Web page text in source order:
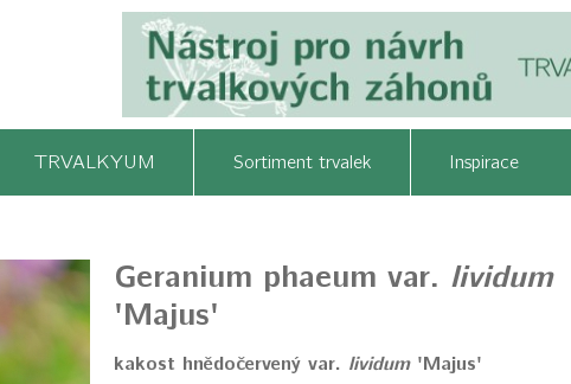
TRVALKYUM Sortiment trvalek Inspirace
Geranium phaeum var. lividum
'Majus'
kakost hnědočervený var. lividum'Majus'